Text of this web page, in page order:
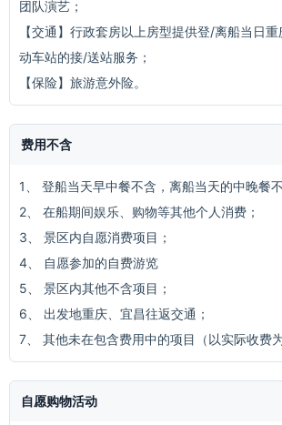
团队演艺；
【交通】行政套房以上房型提供登/离船当日
动车站的接/送站服务；
【保险】旅游意外险。
费用不含
1、 登船当天早中餐不含，离船当天的中晚餐不
2、 在船期间娱乐、购物等其他个人消费；
3、 景区内自愿消费项目；
4、 自愿参加的自费游览
5、 景区内其他不含项目；
6、 出发地重庆、宜昌往返交通；
7、 其他未在包含费用中的项目（以实际收费为
自愿购物活动